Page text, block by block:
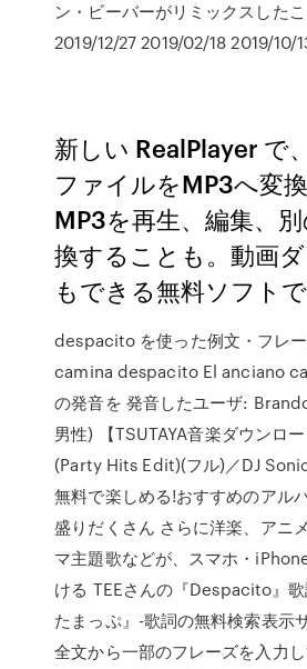
ン・ビーバーがリミックスしたこ
2019/12/27 2019/02/18 2019/10/
新しい RealPlayer で
ファイルをMP3へ変換
MP3を再生、編集、
換することも。動画
もできる無料ソフトで
despacito を使った例文・フレ
camina despacito El anciano
の発音を 発音したユーザ:
男性) 【TSUTAYA音楽ダウンロ
(Party Hits Edit)(フル)／DJ
無料で楽しめる!おすすめのアル
盛りだくさん さらに洋楽、アニ
マ主題歌などが、スマホ・
ける TEEさんの『Despacito』
たまっぷ』-歌詞の無料検索表示
全文から一部のフレーズを入力し